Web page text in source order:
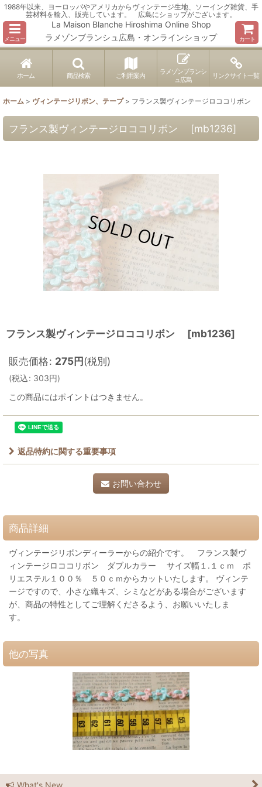
1988年以来、ヨーロッパやアメリカからヴィンテージ生地、ソーイング雑貨、手
芸材料を輸入、販売しています。 広島にショップがございます。
メニュー
La Maison Blanche Hiroshima Online Shop
ラメゾンブランシュ広島・オンラインショップ
カート
ホーム 商品検索 ご利用案内
ラメゾンブランシ
ュ広島
リンクサイト一覧
ホーム > ヴィンテージリボン、テープ > フランス製ヴィンテージロココリボン
フランス製ヴィンテージロココリボン [mb1236]
フランス製ヴィンテージロココリボン [mb1236]
販売価格: 275円(税別)
(税込: 303円)
この商品にはポイントはつきません。
返品特約に関する重要事項
お問い合わせ
商品詳細
ヴィンテージリボンディーラーからの紹介です。 フランス製ヴ
ィンテージロココリボン ダブルカラー サイズ幅１.１ｃｍ ポ
リエステル１００％ ５０ｃｍからカットいたします。 ヴィンテ
ージですので、小さな織キズ、シミなどがある場合がございます
が、商品の特性としてご理解くださるよう、お願いいたしま
す。
他の写真
What's New